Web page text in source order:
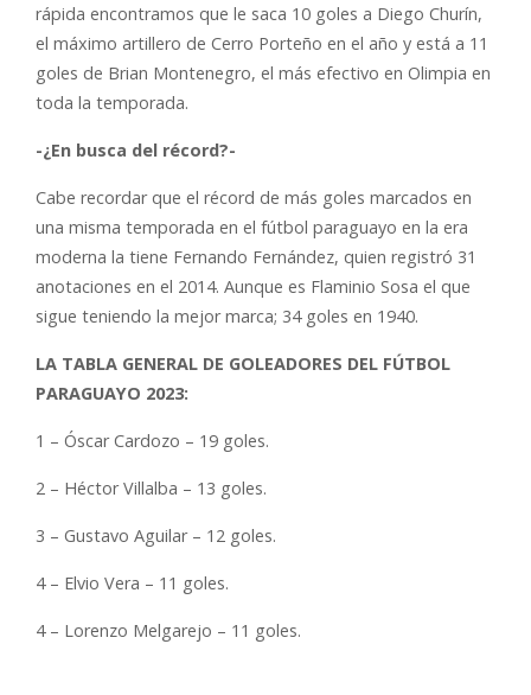
rápida encontramos que le saca 10 goles a Diego Churín,
el máximo artillero de Cerro Porteño en el año y está a 11
goles de Brian Montenegro, el más efectivo en Olimpia en
toda la temporada.
-¿En busca del récord?-
Cabe recordar que el récord de más goles marcados en
una misma temporada en el fútbol paraguayo en la era
moderna la tiene Fernando Fernández, quien registró 31
anotaciones en el 2014. Aunque es Flaminio Sosa el que
sigue teniendo la mejor marca; 34 goles en 1940.
LA TABLA GENERAL DE GOLEADORES DEL FÚTBOL
PARAGUAYO 2023:
1 – Óscar Cardozo – 19 goles.
2 – Héctor Villalba – 13 goles.
3 – Gustavo Aguilar – 12 goles.
4 – Elvio Vera – 11 goles.
4 – Lorenzo Melgarejo – 11 goles.